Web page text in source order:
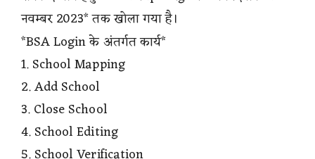
नवम्बर 2023* तक खोला गया है।
*BSA Login के अंतर्गत कार्य*
1. School Mapping
2. Add School
3. Close School
4. School Editing